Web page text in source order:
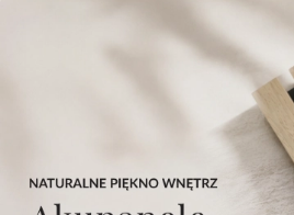
Wybierz coś dla siebie z naszej
zaloguj się, aby przywrócić
z poprzedniej